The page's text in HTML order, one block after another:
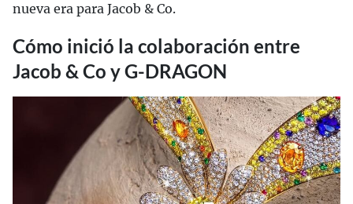
nueva era para Jacob & Co.
Cómo inició la colaboración entre
Jacob & Co y G-DRAGON